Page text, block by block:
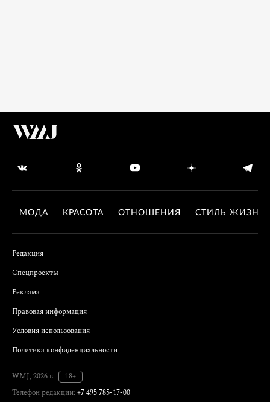
МОДА КРАСОТА ОТНОШЕНИЯ СТИЛЬ ЖИЗНИ
Редакция
Спецпроекты
Реклама
Правовая информация
Условия использования
Политика конфиденциальности
WMJ, 2026 г.
18+
Телефон редакции: +7 495 785-17-00